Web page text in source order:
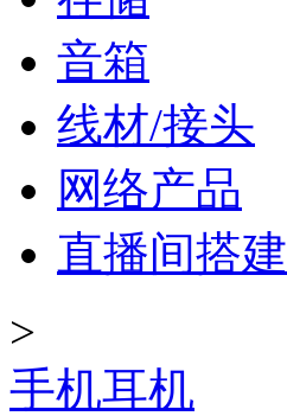
音箱
线材/接头
网络产品
直播间搭建
>
手机耳机